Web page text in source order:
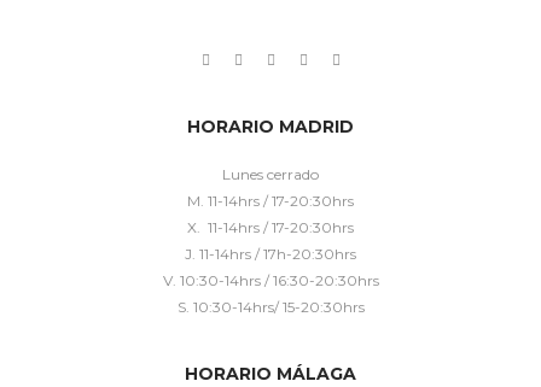
HORARIO MADRID
Lunes cerrado
M. 11-14hrs / 17-20:30hrs
X. 11-14hrs / 17-20:30hrs
J. 11-14hrs / 17h-20:30hrs
V. 10:30-14hrs / 16:30-20:30hrs
S. 10:30-14hrs/ 15-20:30hrs
HORARIO MÁLAGA